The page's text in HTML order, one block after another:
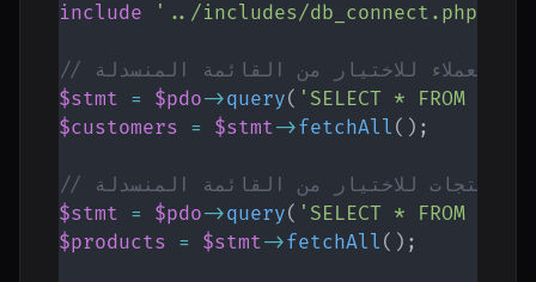
include
'../includes/db_connect.php'
جلب العملاء للاختيار من القائمة المنسدلة
$stmt = $pdo->query( 'SELECT * FROM
$customers = $stmt->fetchAll ( ) ;
المنتجات للاختيار من القائمة المنسدلة
$stmt = $pdo->query( 'SELECT * FROM
$products = $stmt->fetchAll ( ) ;